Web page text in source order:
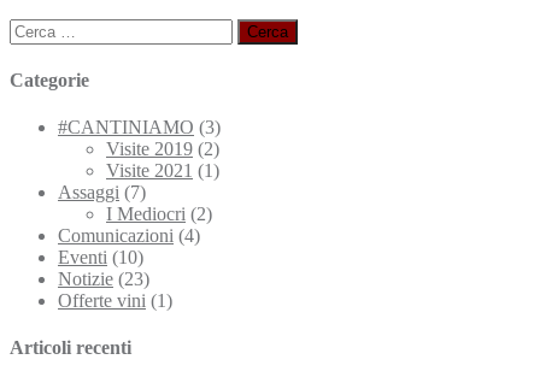
Ricerca
per:
Categorie
#CANTINIAMO (3)
Visite 2019 (2)
Visite 2021 (1)
Assaggi (7)
I Mediocri (2)
Comunicazioni (4)
Eventi (10)
Notizie (23)
Offerte vini (1)
Articoli recenti